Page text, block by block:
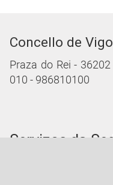
Concello de Vigo
Praza do Rei -
010 - 986810100
Servizos da